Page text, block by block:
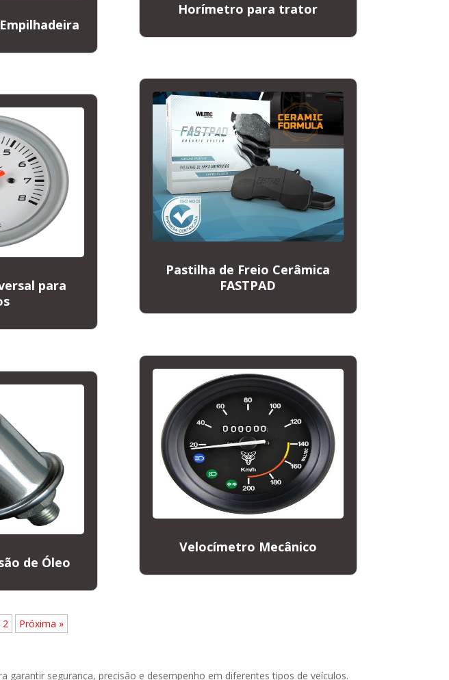
para
de Óleo
Horímetro para trator
Pastilha de Freio Cerâmica
FASTPAD
Velocímetro Mecânico
2 Próxima »
garantir segurança, precisão e desempenho em diferentes tipos de veículos.